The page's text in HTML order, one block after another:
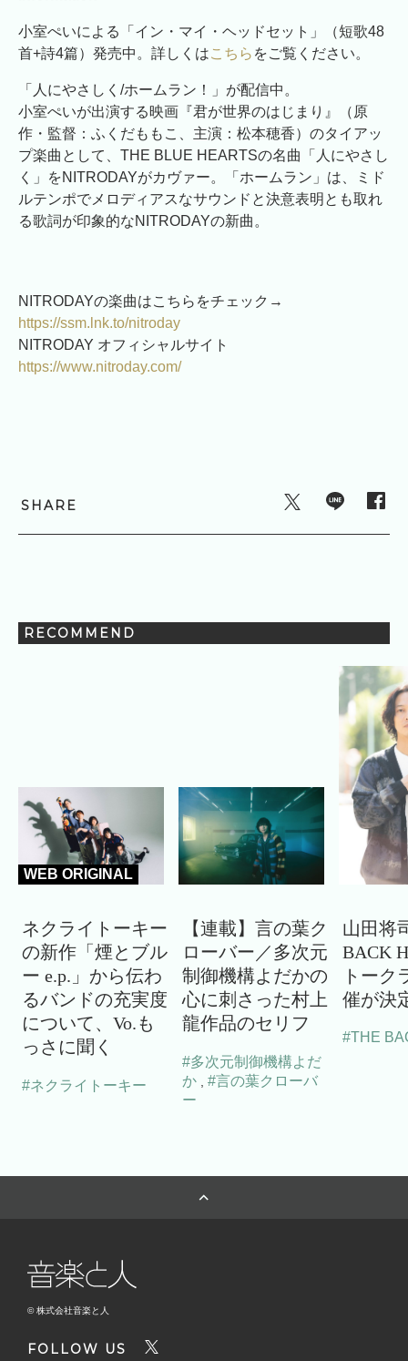
小室ぺいによる「イン・マイ・ヘッドセット」（短歌48
首+詩4篇）発売中。詳しくはこちら をご覧ください。
「人にやさしく/ホームラン！」が配信中。
小室ぺいが出演する映画『君が世界のはじまり』（原
作・監督：ふくだももこ、主演：松本穂香）のタイアッ
プ楽曲として、THE BLUE HEARTSの名曲「人にやさし
く」をNITRODAYがカヴァー。「ホームラン」は、ミド
ルテンポでメロディアスなサウンドと決意表明とも取れ
る歌詞が印象的なNITRODAYの新曲。
NITRODAYの楽曲はこちらをチェック→
https://ssm.lnk.to/nitroday
NITRODAY オフィシャルサイト
https://www.nitroday.com/
SHARE
RECOMMEND
WEB ORIGINAL
ネクライトーキー
の新作「煙とブル
ー e.p.」から伝わ
るバンドの充実度
について、Vo.も
っさに聞く
#ネクライトーキー
【連載】言の葉ク
ローバー／多次元
制御機構よだかの
心に刺さった村上
龍作品のセリフ
#多次元制御機構よだ
か
#言の葉クローバ
ー
山田将
BACK
トーク
催が決
#THE
© 株式会社音楽と人
FOLLOW US